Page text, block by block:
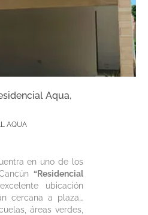
Aqua,
AQUA
en uno de los
“Residencial
ubicación
cercana a plazas
áreas verdes,